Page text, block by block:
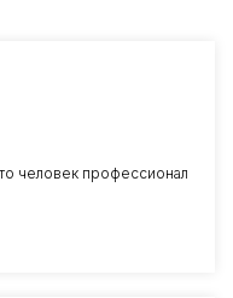
человек профессионал